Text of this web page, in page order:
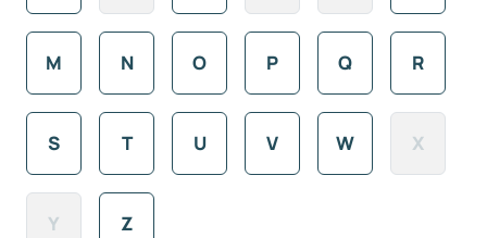
M N O P Q R
S T U V W X
Y Z